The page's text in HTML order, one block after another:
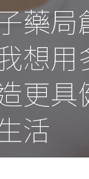
藥局
想用
更具
活